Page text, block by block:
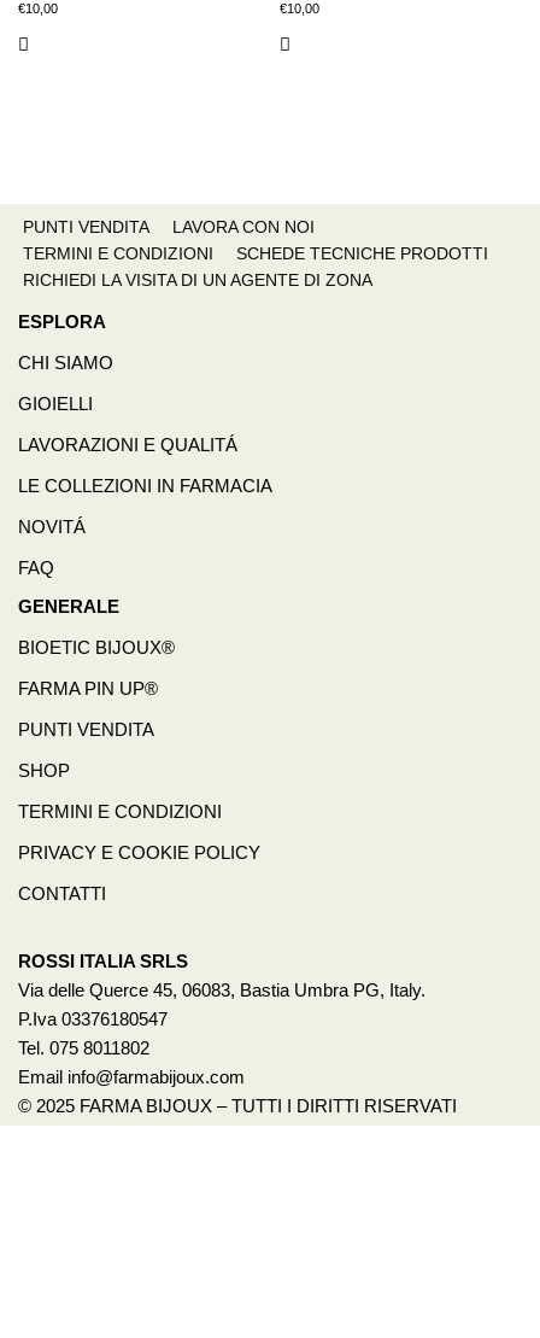
€10,00 €10,00
PUNTI VENDITA
LAVORA CON NOI
TERMINI E CONDIZIONI
SCHEDE TECNICHE PRODOTTI
RICHIEDI LA VISITA DI UN AGENTE DI ZONA
ESPLORA
CHI SIAMO
GIOIELLI
LAVORAZIONI E QUALITÁ
LE COLLEZIONI IN FARMACIA
NOVITÁ
FAQ
GENERALE
BIOETIC BIJOUX®
FARMA PIN UP®
PUNTI VENDITA
SHOP
TERMINI E CONDIZIONI
PRIVACY E COOKIE POLICY
CONTATTI
ROSSI ITALIA SRLS
Via delle Querce 45, 06083, Bastia Umbra PG, Italy.
P.Iva 03376180547
Tel. 075 8011802
Email info@farmabijoux.com
© 2025 FARMA BIJOUX – TUTTI I DIRITTI RISERVATI